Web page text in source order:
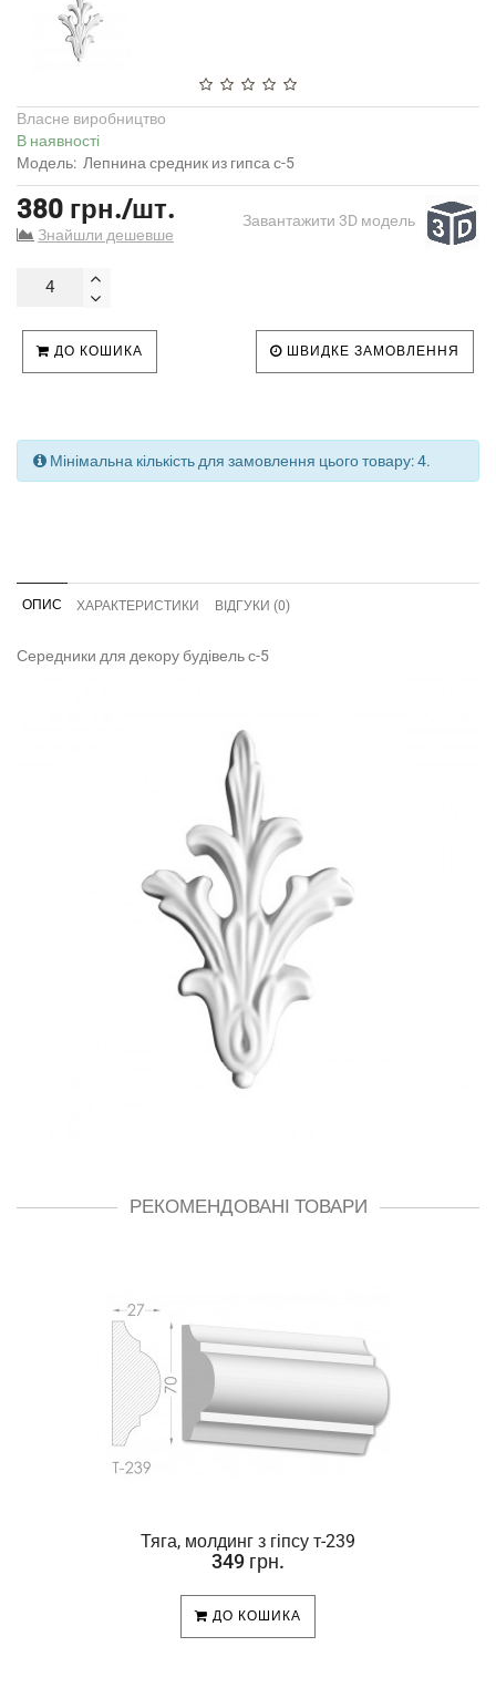
Власне виробництво
В наявності
Модель: Лепнина средник из гипса с-5
380 грн./шт.
Знайшли дешевше
Завантажити 3D модель
ДО КОШИКА ШВИДКЕ ЗАМОВЛЕННЯ
Мінімальна кількість для замовлення цього товару: 4.
ОПИС ХАРАКТЕРИСТИКИ ВІДГУКИ (0)
Середники для декору будівель с-5
РЕКОМЕНДОВАНІ ТОВАРИ
Тяга, молдинг з гіпсу т-239
349 грн.
ДО КОШИКА